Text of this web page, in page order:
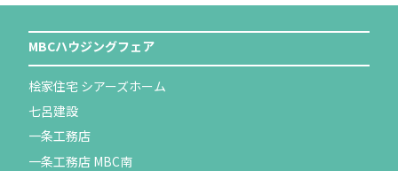
MBCハウジングフェア
桧家住宅 シアーズホーム
七呂建設
一条工務店
一条工務店 MBC南